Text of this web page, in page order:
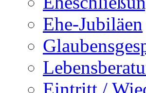
Ehe-Jubiläen